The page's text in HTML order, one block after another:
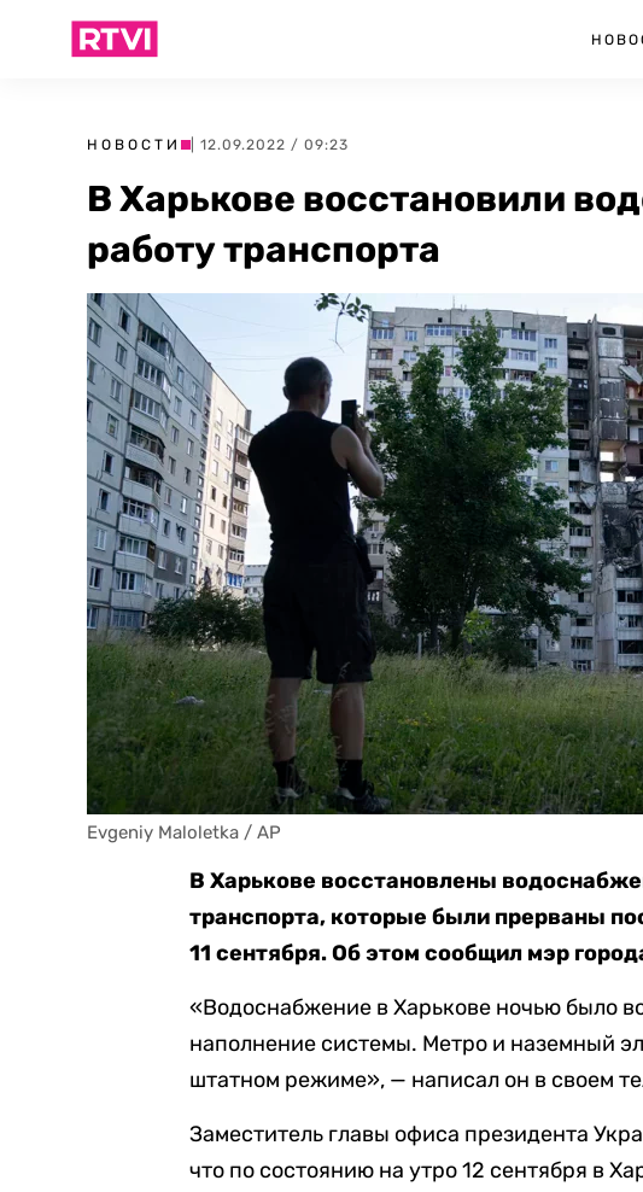
НОВОСТИ | 12.09.2022 / 09:23
В Харькове восстановили
работу транспорта
Evgeniy Maloletka / AP
В Харькове восстановлены
транспорта, которые были прерваны
11 сентября. Об этом сообщил мэр
«Водоснабжение в Харькове ночью было
наполнение системы. Метро и наземный
штатном режиме», — написал он в своем
Заместитель главы офиса президента
что по состоянию на утро 12 сентября в